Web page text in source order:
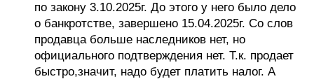
по закону 3.10.2025г. До этого у него было дело
о банкротстве, завершено 15.04.2025г. Со слов
продавца больше наследников нет, но
официального подтверждения нет. Т.к. продает
быстро,значит, надо будет платить налог. А